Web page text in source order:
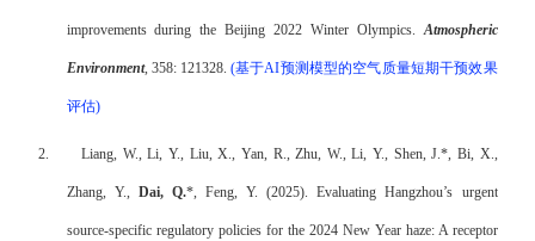
improvements during the Beijing 2022 Winter Olympics. Atmospheric
Environment, 358: 121328. (基于AI预测模型的空气质量短期干预效果
评估)
2. Liang, W., Li, Y., Liu, X., Yan, R., Zhu, W., Li, Y., Shen, J.*, Bi, X.,
Zhang, Y., Dai, Q.*, Feng, Y. (2025). Evaluating Hangzhou’s urgent
source-specific regulatory policies for the 2024 New Year haze: A receptor